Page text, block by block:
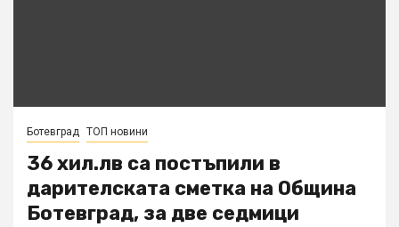
Ботевград ТОП новини
36 хил.лв са постъпили в
дарителската сметка на Община
Ботевград, за две седмици